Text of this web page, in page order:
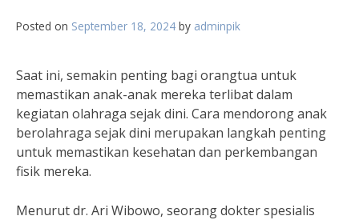
Posted on September 18, 2024 by adminpik
Saat ini, semakin penting bagi orangtua untuk
memastikan anak-anak mereka terlibat dalam
kegiatan olahraga sejak dini. Cara mendorong anak
berolahraga sejak dini merupakan langkah penting
untuk memastikan kesehatan dan perkembangan
fisik mereka.
Menurut dr. Ari Wibowo, seorang dokter spesialis